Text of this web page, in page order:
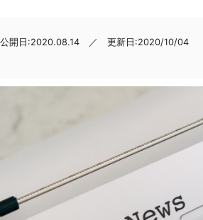
公開日:2020.08.14 ／ 更新日:2020/10/04